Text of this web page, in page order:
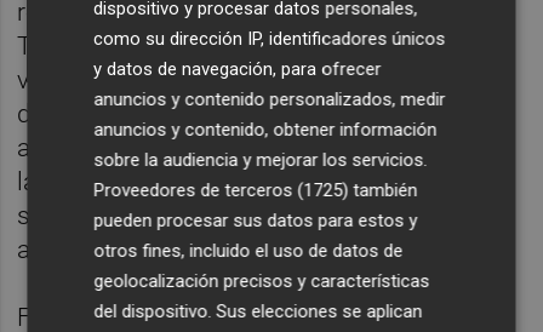
recuperación de las infraestructuras de
Torrent. "El camino de Xarcos Secs es una
vía esencial para la comunicación agrícola
de nuestro término municipal. Esta
actuación facilita el acceso a los vecinos y a
las explotaciones agrícolas, consolidando la
seguridad de nuestros accesos", señaló la
alcaldesa.
Folgado también ha insistido en la urgencia
dispositivo y procesar datos personales,
como su dirección IP, identificadores únicos
y datos de navegación, para ofrecer
anuncios y contenido personalizados, medir
anuncios y contenido, obtener información
sobre la audiencia y mejorar los servicios.
Proveedores de terceros (1725) también
pueden procesar sus datos para estos y
otros fines, incluido el uso de datos de
geolocalización precisos y características
del dispositivo. Sus elecciones se aplican